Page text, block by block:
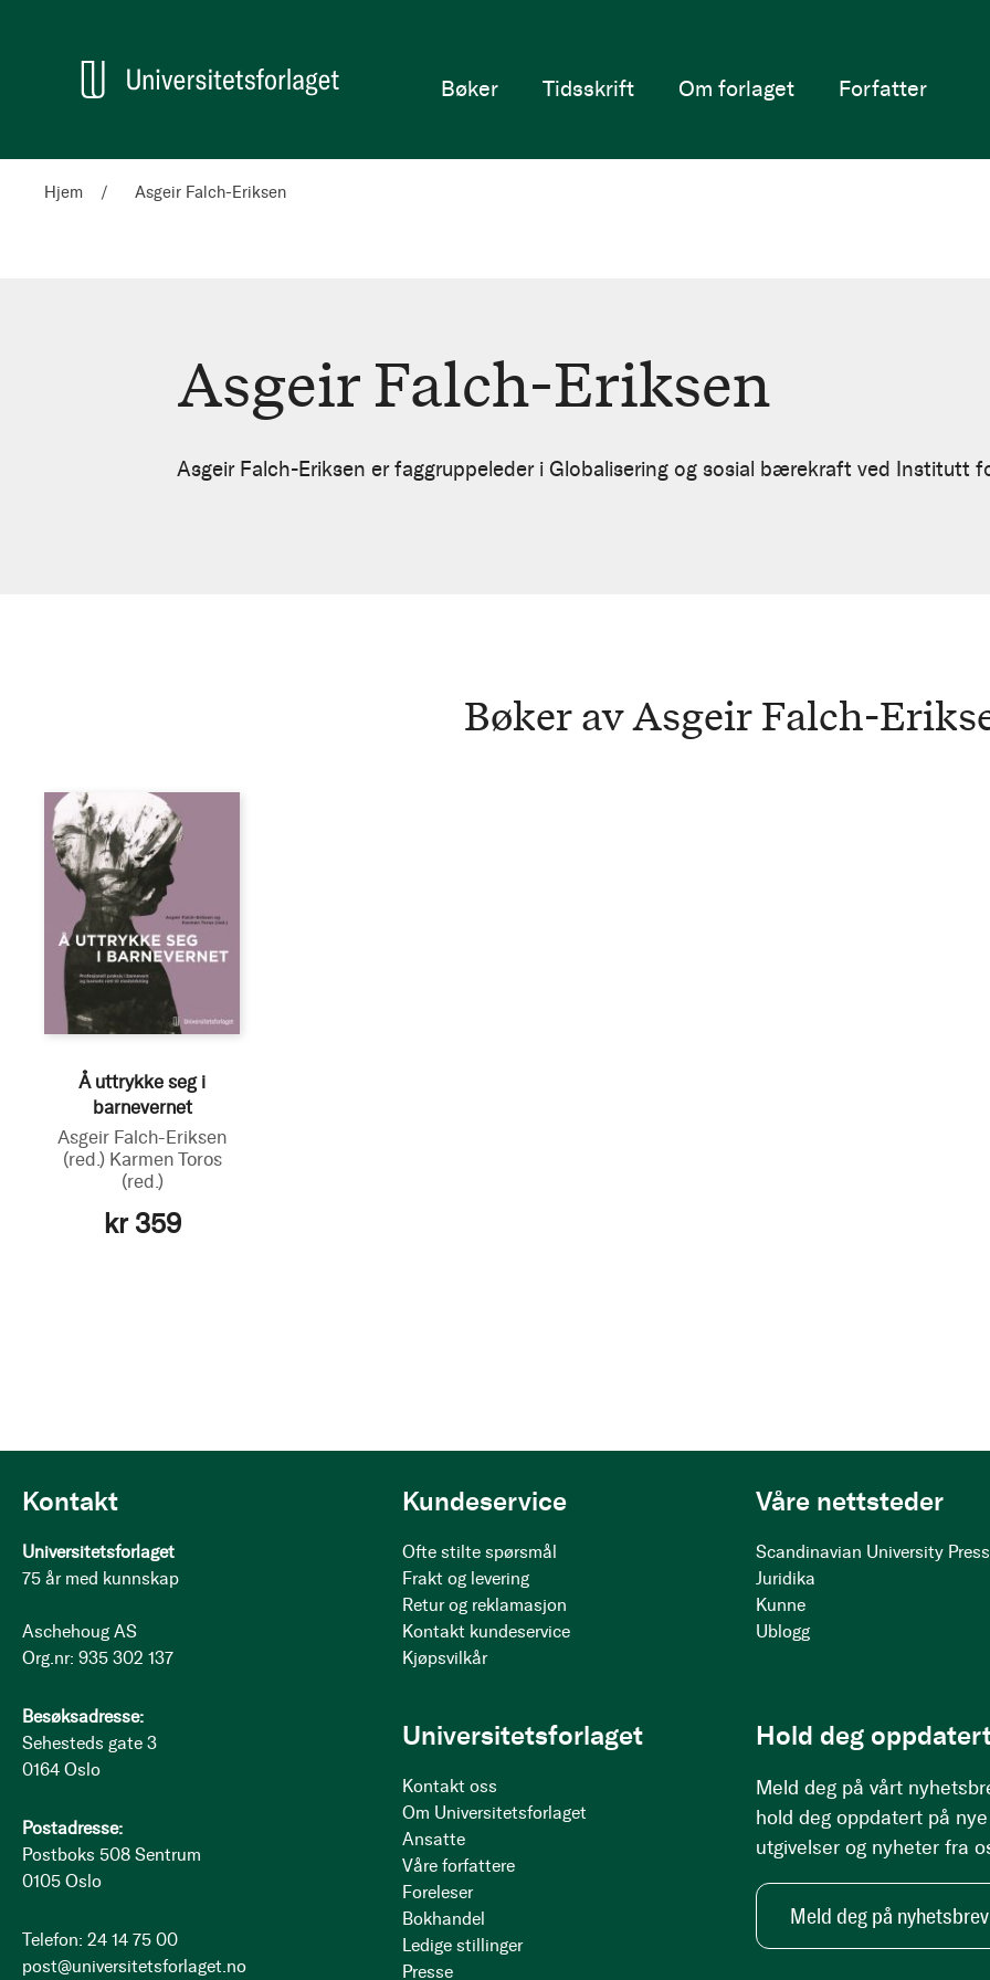
Hjem
Bøker Tidsskrift Om forlaget Forfatter
Hjem Asgeir Falch-Eriksen
Asgeir
Falch-
Asgeir Falch-Eriksen
Asgeir Falch-Eriksen er faggruppeleder i Globalisering og sosial bærekraft ved Institutt
Bøker av Asgeir Falch-
Å uttrykke seg i
barnevernet
Asgeir Falch-Eriksen
(red.) Karmen Toros
(red.)
kr 359
Kontakt
Universitetsforlaget
75 år med kunnskap
Aschehoug AS
Org.nr: 935 302 137
Besøksadresse:
Sehesteds gate 3
0164 Oslo
Postadresse:
Postboks 508 Sentrum
0105 Oslo
Telefon: 24 14 75 00
post@universitetsforlaget.no
Kundeservice
Ofte stilte spørsmål
Frakt og levering
Retur og reklamasjon
Kontakt kundeservice
Kjøpsvilkår
Våre nettsteder
Scandinavian University Press
Juridika
Kunne
Ublogg
Universitetsforlaget
Kontakt oss
Om Universitetsforlaget
Ansatte
Våre forfattere
Foreleser
Bokhandel
Ledige stillinger
Presse
Hold deg
Meld deg på vårt
hold deg oppdatert på nye
utgivelser og nyheter fra
Meld deg på nyhetsbrev